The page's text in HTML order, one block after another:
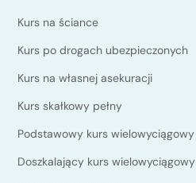
Kurs na ściance
Kurs po drogach ubezpieczonych
Kurs na własnej asekuracji
Kurs skałkowy pełny
Podstawowy kurs wielowyciągowy
Doszkalający kurs wielowyciągowy